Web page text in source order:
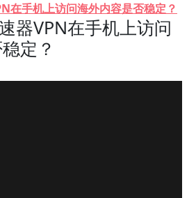
在手机上访问海外内容是否稳定？
器VPN在手机上访问
定？